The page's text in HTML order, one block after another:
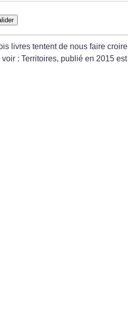
livres tentent de nous faire croire
: Territoires, publié en 2015 est